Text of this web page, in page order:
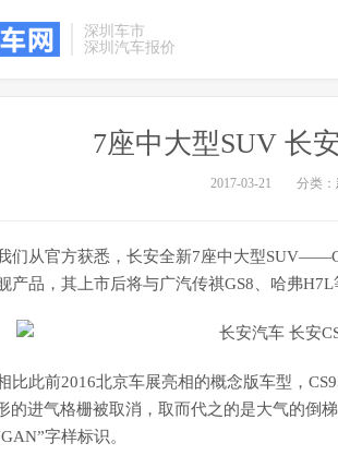
深圳车市
深圳汽车报价
7座中大型SUV 长
2017-03-21 分类：
们从官方获悉，长安全新7座中大型
产品，其上市后将与广汽传祺GS8、哈弗H7L
此前2016北京车展亮相的概念版车型，
的进气格栅被取消，取而代之的是大气的倒
字样标识。